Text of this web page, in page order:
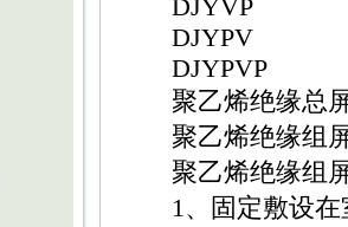
DJYVP
DJYPV
DJYPVP
聚乙烯绝缘总屏
聚乙烯绝缘组屏
聚乙烯绝缘组
1、固定敷设在